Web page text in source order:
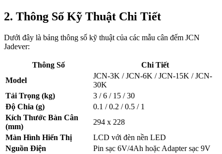
2. Thông Số Kỹ Thuật Chi Tiết
Dưới đây là bảng thông số kỹ thuật của các mẫu cân đếm JCN
Jadever:
Thông Số
Chi Tiết
Model
JCN-3K / JCN-6K / JCN-15K / JCN-
30K
Tải Trọng (kg)
3 / 6 / 15 / 30
Độ Chia (g)
0.1 / 0.2 / 0.5 / 1
Kích Thước Bàn Cân
(mm)
294 x 228
Màn Hình Hiển Thị
LCD với đèn nền LED
Nguồn Điện
Pin sạc 6V/4Ah hoặc Adapter sạc 9V